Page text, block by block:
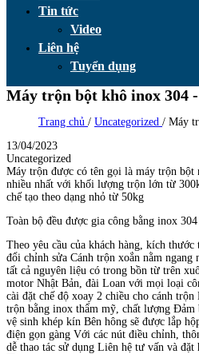
Tin tức
Video
Liên hệ
Tuyển dụng
Máy trộn bột khô inox 304
Trang chủ / Uncategorized / Máy
13/04/2023
Uncategorized
Máy trộn được có tên gọi là máy trộn bột
nhiều nhất với khối lượng trộn lớn từ
chế tạo theo dạng nhỏ từ 50kg
Toàn bộ đều được gia công bằng inox
Theo yêu cầu của khách hàng, kích thước
đổi chỉnh sửa Cánh trộn xoắn nằm ngang
tất cả nguyên liệu có trong bồn từ trên
motor Nhật Bản, đài Loan với mọi loại
cài đặt chế độ xoay 2 chiều cho cánh
trộn bằng inox thẩm mỹ, chất lượng
vệ sinh khép kín Bên hông sẽ được lắp
điện gọn gàng Với các nút điều chỉnh,
dễ thao tác sử dụng Liên hệ tư vấn và